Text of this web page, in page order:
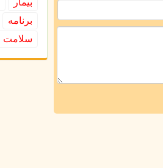
بیمار
برنامه
سلامت